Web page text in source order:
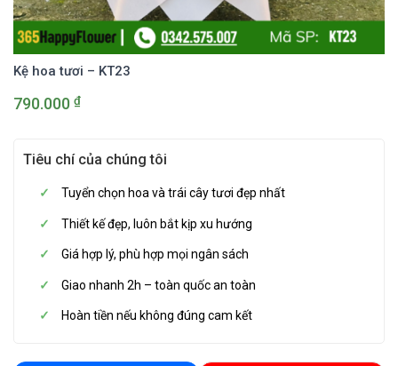
Kệ hoa tươi – KT23
790.000 ₫
Tiêu chí của chúng tôi
Tuyển chọn hoa và trái cây tươi đẹp nhất
Thiết kế đẹp, luôn bắt kịp xu hướng
Giá hợp lý, phù hợp mọi ngân sách
Giao nhanh 2h – toàn quốc an toàn
Hoàn tiền nếu không đúng cam kết